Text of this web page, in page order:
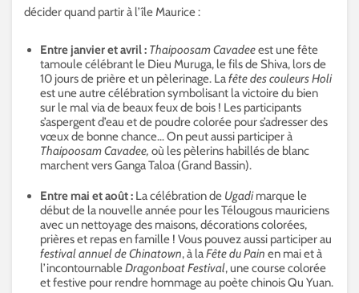
décider quand partir à l’île Maurice :
Entre janvier et avril : Thaipoosam Cavadeeest une fête
tamoule célébrant le Dieu Muruga, le fils de Shiva, lors de
10 jours de prière et un pèlerinage. Lafête des couleurs Holi
est une autre célébration symbolisant la victoire du bien
sur le mal via de beaux feux de bois ! Les participants
s’aspergent d’eau et de poudre colorée pour s’adresser des
vœux de bonne chance… On peut aussi participer à
Thaipoosam Cavadee, où les pèlerins habillés de blanc
marchent vers Ganga Taloa (Grand Bassin).
Entre mai et août : La célébration de Ugadimarque le
début de la nouvelle année pour les Télougous mauriciens
avec un nettoyage des maisons, décorations colorées,
prières et repas en famille ! Vous pouvez aussi participer au
festival annuel de Chinatown, à laFête du Pain en mai et à
l’incontournableDragonboat Festival, une course colorée
et festive pour rendre hommage au poète chinois Qu Yuan.